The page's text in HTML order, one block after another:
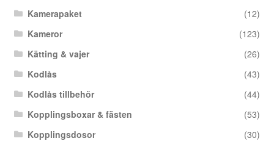
Kamerapaket
(12)
Kameror
(123)
Kätting & vajer
(26)
Kodlås
(43)
Kodlås tillbehör
(44)
Kopplingsboxar & fästen
(53)
Kopplingsdosor
(30)